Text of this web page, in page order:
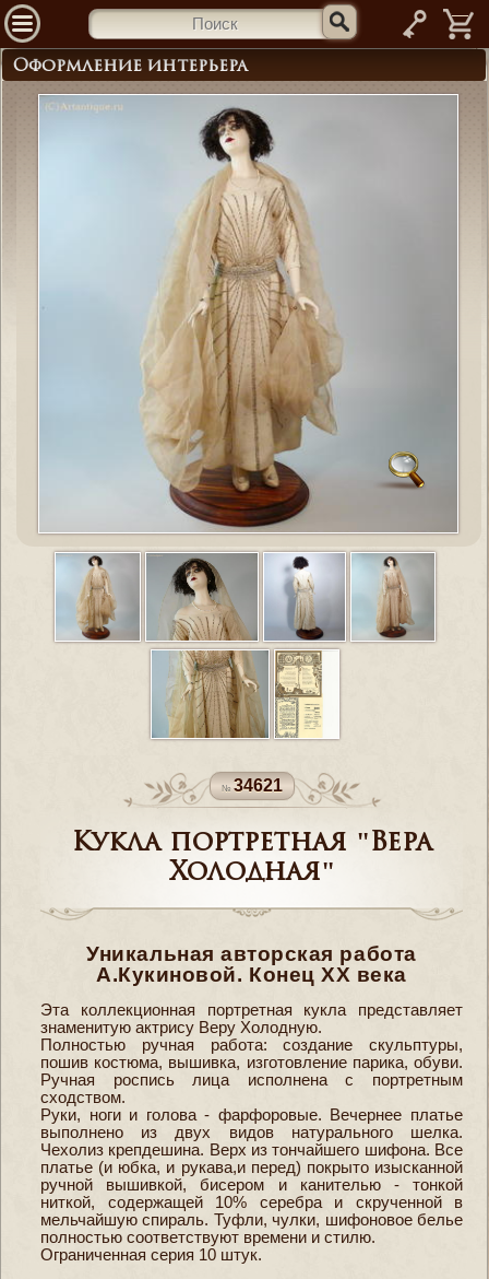
—
Оформление интерьера
34621
Кукла портретная "Вера
Холодная"
Уникальная авторская работа
А.Кукиновой. Конец ХХ века
Эта коллекционная портретная кукла представляет
знаменитую актрису Веру Холодную.
Полностью ручная работа: создание скульптуры,
пошив костюма, вышивка, изготовление парика, обуви.
Ручная роспись лица исполнена с портретным
сходством.
Руки, ноги и голова - фарфоровые. Вечернее платье
выполнено из двух видов натурального шелка.
Чехолиз крепдешина. Верх из тончайшего шифона. Все
платье (и юбка, и рукава,и перед) покрыто изысканной
ручной вышивкой, бисером и канителью - тонкой
ниткой, содержащей 10% серебра и скрученной в
мельчайшую спираль. Туфли, чулки, шифоновое белье
полностью соответствуют времени и стилю.
Ограниченная серия 10 штук.